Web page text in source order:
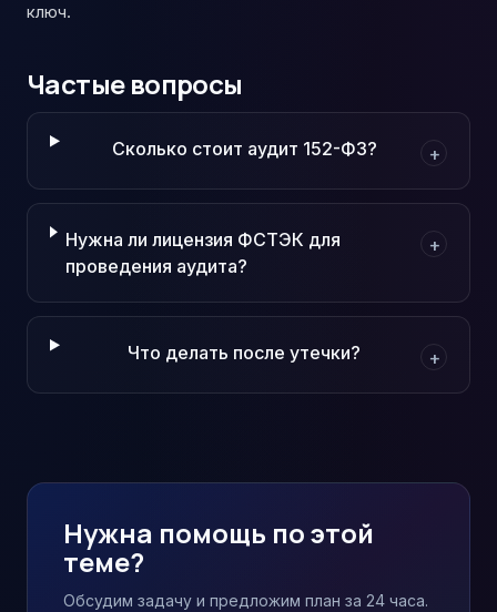
ключ.
Частые вопросы
Сколько стоит аудит 152-ФЗ? +
Нужна ли лицензия ФСТЭК для
проведения аудита?
+
Что делать после утечки? +
Нужна помощь по этой
теме?
Обсудим задачу и предложим план за 24 часа.